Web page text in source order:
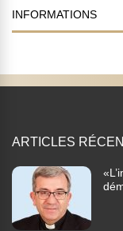
INFORMATIONS
ARTICLES